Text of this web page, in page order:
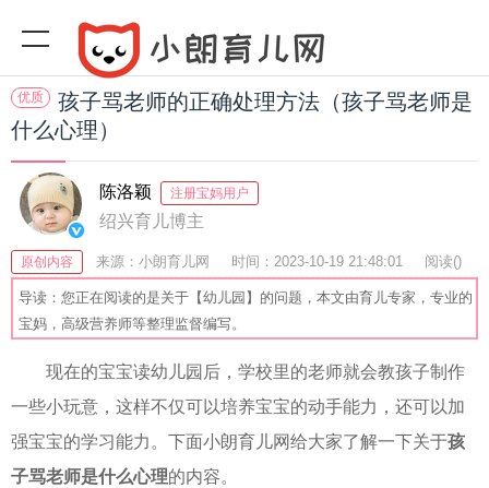
优质
孩子骂老师的正确处理方法（孩子骂老师是
什么心理）
陈洛颖 注册宝妈用户
绍兴育儿博主
原创内容 来源：小朗育儿网 时间：2023-10-19 21:48:01 阅读()
收藏：32 分享：57 爆
导读：您正在阅读的是关于【幼儿园】的问题，本文由育儿专家，专业的
宝妈，高级营养师等整理监督编写。
现在的宝宝读幼儿园后，学校里的老师就会教孩子制作
一些小玩意，这样不仅可以培养宝宝的动手能力，还可以加
强宝宝的学习能力。下面小朗育儿网给大家了解一下关于孩
子骂老师是什么心理的内容。